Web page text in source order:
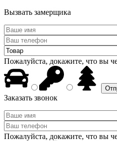
Вызвать замерщика
Пожалуйста, докажите, что вы
Заказать звонок
Пожалуйста, докажите, что вы